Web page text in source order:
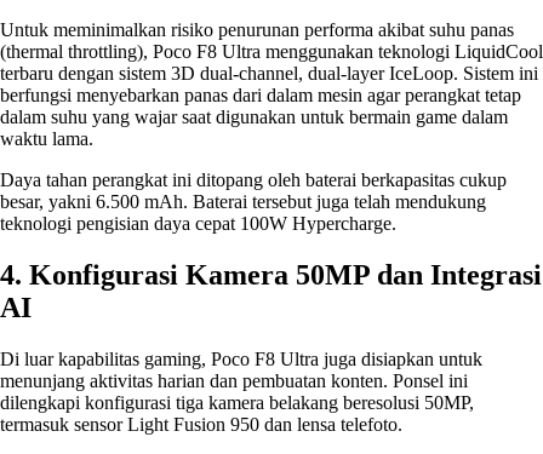
Untuk meminimalkan risiko penurunan performa akibat suhu panas
(thermal throttling), Poco F8 Ultra menggunakan teknologi LiquidCool
terbaru dengan sistem 3D dual-channel, dual-layer IceLoop. Sistem ini
berfungsi menyebarkan panas dari dalam mesin agar perangkat tetap
dalam suhu yang wajar saat digunakan untuk bermain game dalam
waktu lama.
Daya tahan perangkat ini ditopang oleh baterai berkapasitas cukup
besar, yakni 6.500 mAh. Baterai tersebut juga telah mendukung
teknologi pengisian daya cepat 100W Hypercharge.
4. Konfigurasi Kamera 50MP dan Integrasi
AI
Di luar kapabilitas gaming, Poco F8 Ultra juga disiapkan untuk
menunjang aktivitas harian dan pembuatan konten. Ponsel ini
dilengkapi konfigurasi tiga kamera belakang beresolusi 50MP,
termasuk sensor Light Fusion 950 dan lensa telefoto.